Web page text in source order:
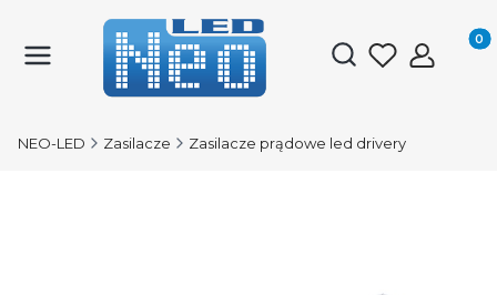
Otwórz
NEO-LED Zasilacze Zasilacze prądowe led drivery